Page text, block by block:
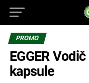
PROMO
EGGER
kapsule